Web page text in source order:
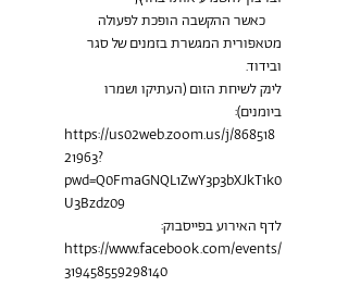
כאשר ההקשבה הופכת לפעולה
מטאפורית המגשרת בזמנים של סגר
ובידוד.
לינק לשיחת הזום (העתיקו ושמרו
ביומנים):
https://us02web.zoom.us/j/868518
21963?
pwd=Q0FmaGNQL1ZwY3p3bXJkT1k0
U3Bzdz09
לדף האירוע בפייסבוק:
https://www.facebook.com/events/
319458559298140